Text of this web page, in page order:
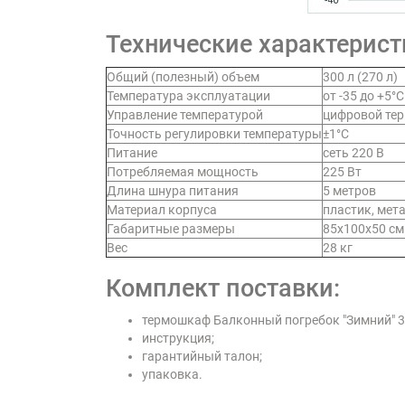
Технические
Общий (полезный) объем
300 л (270 л)
Температура эксплуатации
от -35 до +5°C
Управление температурой
цифровой
Точность регулировки температуры±1°C
Питание
сеть 220 В
Потребляемая мощность
225 Вт
Длина шнура питания
5 метров
Материал корпуса
пластик,
Габаритные размеры
85х100х50 см
Вес
28 кг
Комплект поставки:
термошкаф Балконный погребок "Зимний"
инструкция;
гарантийный талон;
упаковка.